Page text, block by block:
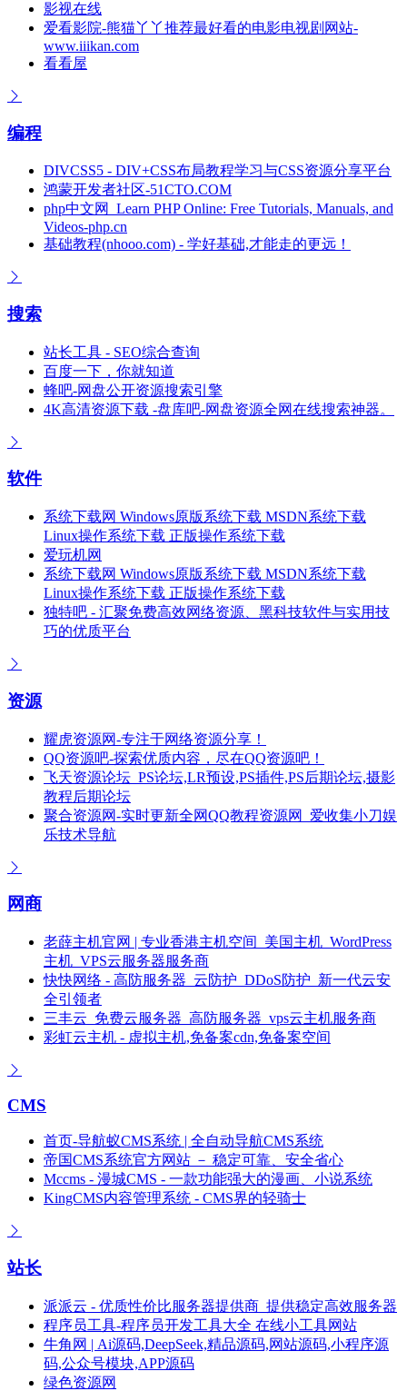
影视在线
爱看影院-熊猫丫丫推荐最好看的电影电视剧网站-
www.iiikan.com
看看屋
编程
DIVCSS5 - DIV+CSS布局教程学习与CSS资源分享平台
鸿蒙开发者社区-51CTO.COM
php中文网_Learn PHP Online: Free Tutorials, Manuals, and
Videos-php.cn
基础教程(nhooo.com) - 学好基础,才能走的更远！
搜索
站长工具 - SEO综合查询
百度一下，你就知道
蜂吧-网盘公开资源搜索引擎
4K高清资源下载 -盘库吧-网盘资源全网在线搜索神器。
软件
系统下载网 Windows原版系统下载 MSDN系统下载
Linux操作系统下载 正版操作系统下载
爱玩机网
系统下载网 Windows原版系统下载 MSDN系统下载
Linux操作系统下载 正版操作系统下载
独特吧 - 汇聚免费高效网络资源、黑科技软件与实用技
巧的优质平台
资源
耀虎资源网-专注于网络资源分享！
QQ资源吧-探索优质内容，尽在QQ资源吧！
飞天资源论坛_PS论坛,LR预设,PS插件,PS后期论坛,摄影
教程后期论坛
聚合资源网-实时更新全网QQ教程资源网_爱收集小刀娱
乐技术导航
网商
老薛主机官网 | 专业香港主机空间_美国主机_WordPress
主机_VPS云服务器服务商
快快网络 - 高防服务器_云防护_DDoS防护_新一代云安
全引领者
三丰云_免费云服务器_高防服务器_vps云主机服务商
彩虹云主机 - 虚拟主机,免备案cdn,免备案空间
CMS
首页-导航蚁CMS系统 | 全自动导航CMS系统
帝国CMS系统官方网站 － 稳定可靠、安全省心
Mccms - 漫城CMS - 一款功能强大的漫画、小说系统
KingCMS内容管理系统 - CMS界的轻骑士
站长
派派云 - 优质性价比服务器提供商_提供稳定高效服务器
程序员工具-程序员开发工具大全 在线小工具网站
牛角网 | Ai源码,DeepSeek,精品源码,网站源码,小程序源
码,公众号模块,APP源码
绿色资源网